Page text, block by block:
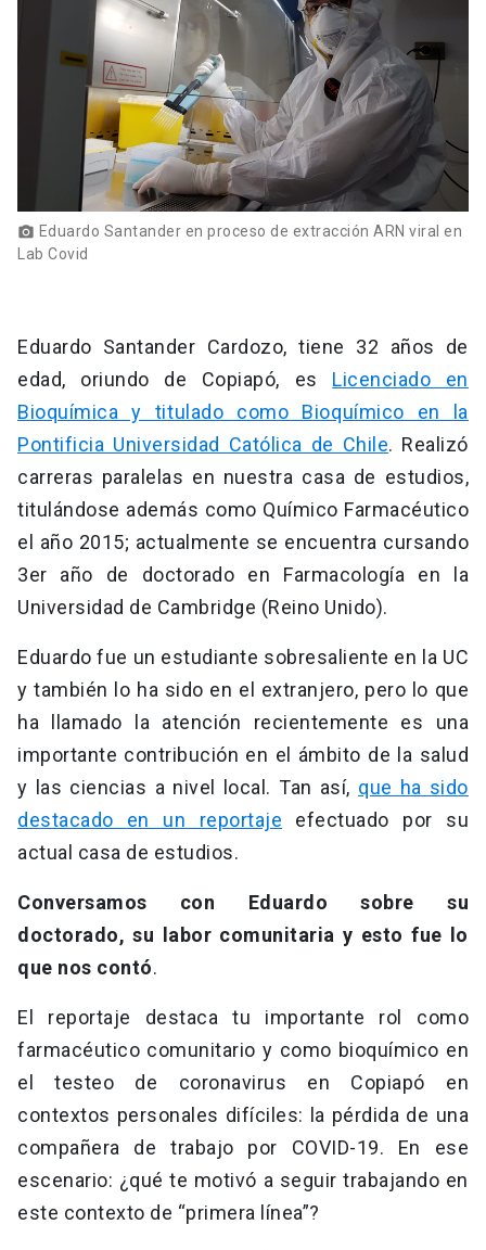
photo_camera Eduardo Santander en proceso de extracción ARN viral en
Lab Covid
Eduardo Santander Cardozo, tiene 32 años de
edad, oriundo de Copiapó, es Licenciado en
Bioquímica y titulado como Bioquímico en la
Pontificia Universidad Católica de Chile. Realizó
carreras paralelas en nuestra casa de estudios,
titulándose además como Químico Farmacéutico
el año 2015; actualmente se encuentra cursando
3er año de doctorado en Farmacología en la
Universidad de Cambridge (Reino Unido).
Eduardo fue un estudiante sobresaliente en la UC
y también lo ha sido en el extranjero, pero lo que
ha llamado la atención recientemente es una
importante contribución en el ámbito de la salud
y las ciencias a nivel local. Tan así, que ha sido
destacado en un reportaje efectuado por su
actual casa de estudios.
Conversamos con Eduardo sobre su
doctorado, su labor comunitaria y esto fue lo
que nos contó.
El reportaje destaca tu importante rol como
farmacéutico comunitario y como bioquímico en
el testeo de coronavirus en Copiapó en
contextos personales difíciles: la pérdida de una
compañera de trabajo por COVID-19. En ese
escenario: ¿qué te motivó a seguir trabajando en
este contexto de “primera línea”?